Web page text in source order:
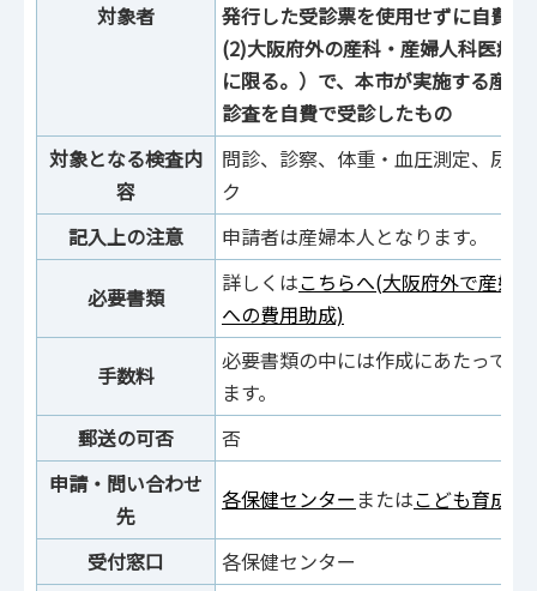
対象者
発行した受診票を使用せずに自費で
(2)大阪府外の産科・産婦人科医療
に限る。）で、本市が実施する産
診査を自費で受診したもの
対象となる検査内
容
問診、診察、体重・血圧測定、尿
ク
記入上の注意
申請者は産婦本人となります。
必要書類
詳しくはこちらへ(大阪府外で産婦
への費用助成)
手数料
必要書類の中には作成にあたって
ます。
郵送の可否
否
申請・問い合わせ
先
各保健センター またはこども育成課
受付窓口 各保健センター